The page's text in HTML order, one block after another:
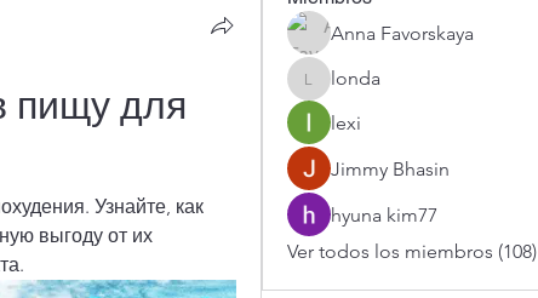
пищу для
Узнайте, как
выгоду от их
Anna Favorskaya
londa
londa
lexi
Jimmy Bhasin
hyuna kim77
Ver todos los miembros (108)